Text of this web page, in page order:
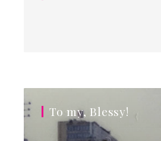
To my, Blessy!